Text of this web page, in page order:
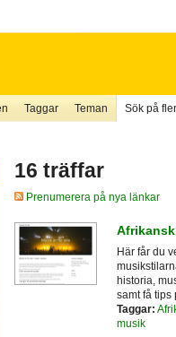
Taggar Teman Sök på
16 träffar
Prenumerera på nya länkar
Här får du
historia,
samt få tips
Taggar:
musik